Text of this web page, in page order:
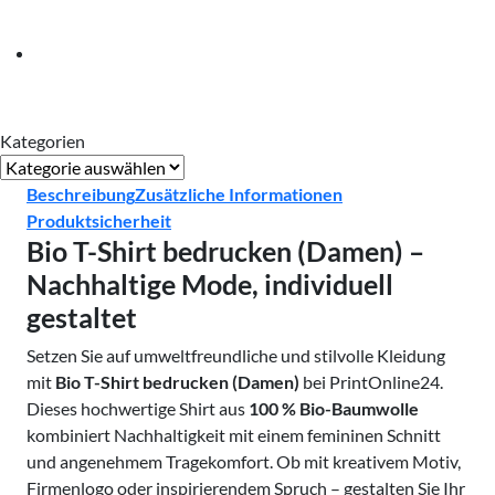
Kategorien
Kategorien
BeschreibungZusätzliche Informationen
Produktsicherheit
Bio T-Shirt bedrucken (Damen) –
Nachhaltige Mode, individuell
gestaltet
Setzen Sie auf umweltfreundliche und stilvolle Kleidung
mit Bio T-Shirt bedrucken (Damen) bei PrintOnline24.
Dieses hochwertige Shirt aus 100 % Bio-Baumwolle
kombiniert Nachhaltigkeit mit einem femininen Schnitt
und angenehmem Tragekomfort. Ob mit kreativem Motiv,
Firmenlogo oder inspirierendem Spruch – gestalten Sie Ihr